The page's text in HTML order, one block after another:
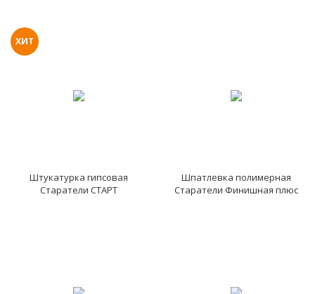
ХИТ
Штукатурка гипсовая
Старатели СТАРТ
Шпатлевка полимерная
Старатели Финишная плюс